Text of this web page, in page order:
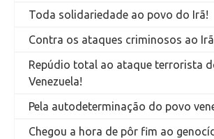
Toda solidariedade ao povo do Irã!
Contra os ataques criminosos ao
Repúdio total ao ataque terrorista
Venezuela!
Pela autodeterminação do povo
Chegou a hora de pôr fim ao